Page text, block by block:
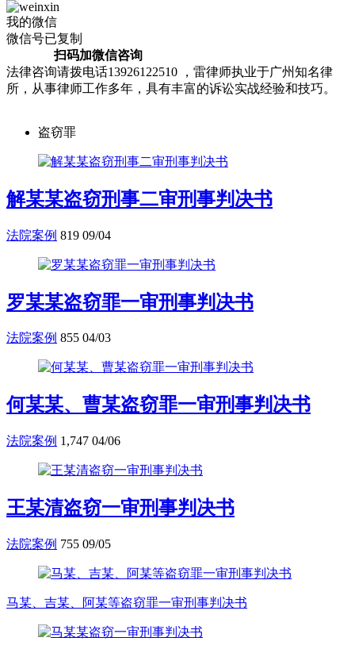
我的微信
微信号已复制
扫码加微信咨询
法律咨询请拨电话13926122510 ，雷律师执业于广州知名律
所，从事律师工作多年，具有丰富的诉讼实战经验和技巧。
盗窃罪
解某某盗窃刑事二审刑事判决书
法院案例 819 09/04
罗某某盗窃罪一审刑事判决书
法院案例 855 04/03
何某某、曹某盗窃罪一审刑事判决书
法院案例 1,747 04/06
王某清盗窃一审刑事判决书
法院案例 755 09/05
马某、吉某、阿某等盗窃罪一审刑事判决书